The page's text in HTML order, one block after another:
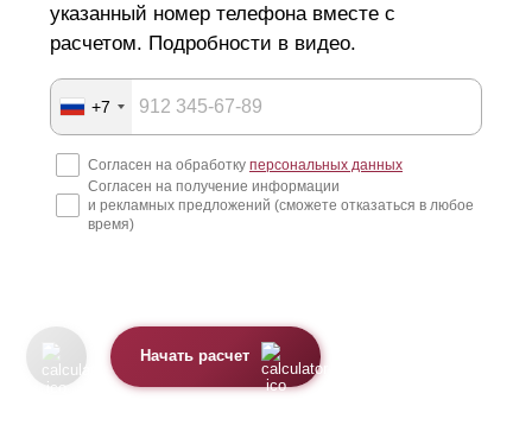
указанный номер телефона вместе с
расчетом. Подробности в видео.
+7
Согласен на обработку персональных данных
Согласен на получение информации
и рекламных предложений (сможете отказаться в любое
время)
Начать расчет